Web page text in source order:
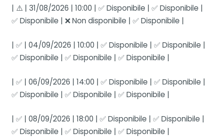
| ⚠️ | 31/08/2026 | 10:00 | ✅ Disponibile | ✅ Disponibile |
✅ Disponibile | ❌ Non disponibile | ✅ Disponibile |
| ✅ | 04/09/2026 | 10:00 | ✅ Disponibile | ✅ Disponibile |
✅ Disponibile | ✅ Disponibile | ✅ Disponibile |
| ✅ | 06/09/2026 | 14:00 | ✅ Disponibile | ✅ Disponibile |
✅ Disponibile | ✅ Disponibile | ✅ Disponibile |
| ✅ | 08/09/2026 | 18:00 | ✅ Disponibile | ✅ Disponibile |
✅ Disponibile | ✅ Disponibile | ✅ Disponibile |